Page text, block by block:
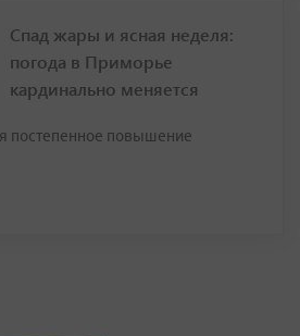
Спад жары и ясная неделя:
погода в Приморье
кардинально меняется
постепенное повышение